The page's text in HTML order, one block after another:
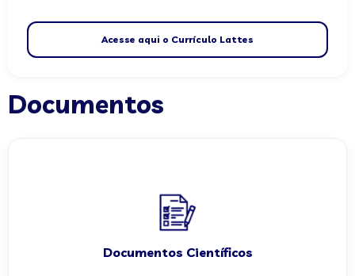
Acesse aqui o Currículo Lattes
Documentos
Documentos Científicos